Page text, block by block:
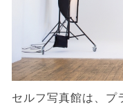
セルフ写真館は、プ